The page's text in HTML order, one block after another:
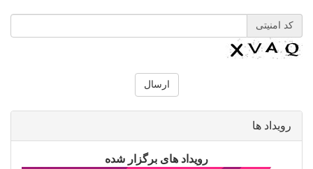
کد امنیتی
رویداد ها
رویداد های برگزار شده